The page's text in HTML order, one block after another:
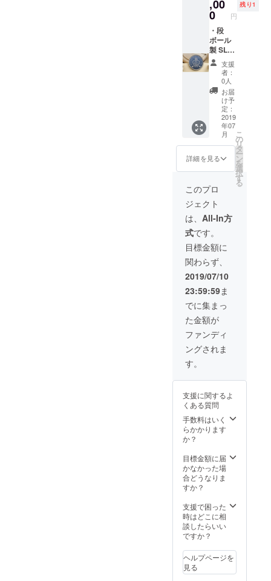
さ 10
名
ニュー
ツル
タ
10名
※現地ま
での往
復交通
費は当
選者ご
本人様
の負担
となり
ます
バッジ
3個セッ
ト） お
んせん
県おお
いたを
満喫で
きる温
泉宿の
宿泊
と、 地
元を代
表する
酒蔵と
コラボ
した日
本酒と
焼酎の
セット
と、 高
級いぶ
し銀の
オリジ
ナルピ
ンバッ
ジで
す。 宿
泊日：
2019/7/
9(火) 1
泊2食付
人数：
ペア5組
10名さ
ま 宿泊
先：ゆ
井
,00
0 円
残り1
・段
ボール
製 SL湯
けむり
号ヘッ
ドマー
ク進呈
・別府
温泉宿
泊ご招
待 ・SL
湯けむ
り号ご
招待 日
田～別
府 ・特
別記念
品（湯
けむり
ブラン
ド 日本
酒・焼
酎セッ
ト、高
級ピン
バッジ
3個セッ
ト） SL
段ボー
ルアー
ト展で
実際に
展示し
たヘッ
呈！、
ん県お
おいた
を満喫
できる
温泉宿
と、 地
元を代
表する
酒蔵と
した日
本酒と
焼酎の
セット
級いぶ
し銀の
オリジ
支援
者：
0人
お届
け予
定：
2019
年07
月
詳細を見る
こ
の
リ
タ
ー
ン
を
選
択
す
る
このプロ
ジェクト
は、 All-In方
式です。
目標金額に
関わらず、
2019/07/10
23:59:59ま
でに集まっ
た金額が
ファンディ
ングされま
す。
支援に関するよ
くある質問
手数料はいく
らかかります
か？
目標金額に届
かなかった場
合どうなりま
すか？
支援で困った
時はどこに相
談したらいい
ですか？
ヘルプページを
見る